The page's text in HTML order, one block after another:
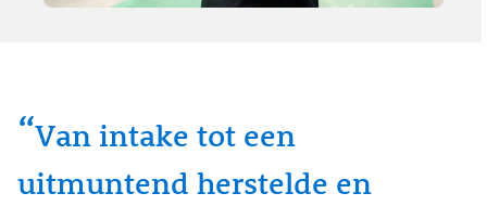
Van intake tot een
uitmuntend herstelde en